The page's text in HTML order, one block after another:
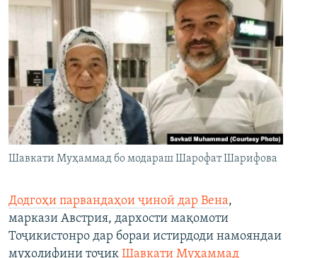
Шавкати Муҳаммад бо модараш Шарофат Шарифова
Додгоҳи парвандаҳои ҷиноӣ дар Вена,
маркази Австрия, дархости мақомоти
Тоҷикистонро дар бораи истирдоди намояндаи
мухолифини тоҷик Шавкати Муҳаммад